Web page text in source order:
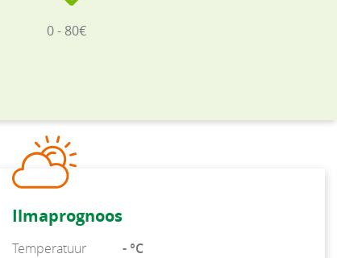
0 - 80€
Ilmaprognoos
Temperatuur
- °C